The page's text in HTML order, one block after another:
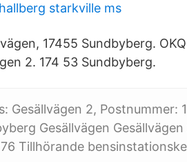
starkville ms
17455 Sundbyberg.
2. 174 53 Sundbyberg.
Gesällvägen 2, Postnummer:
Gesällvägen
Tillhörande